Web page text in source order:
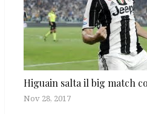
Higuain salta il big match
Nov 28, 2017